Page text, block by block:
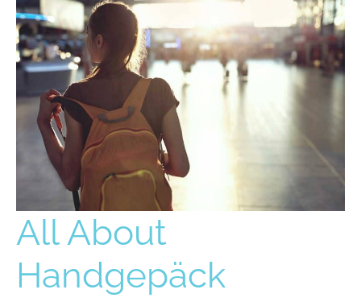
All About
Handgepäck
All
About